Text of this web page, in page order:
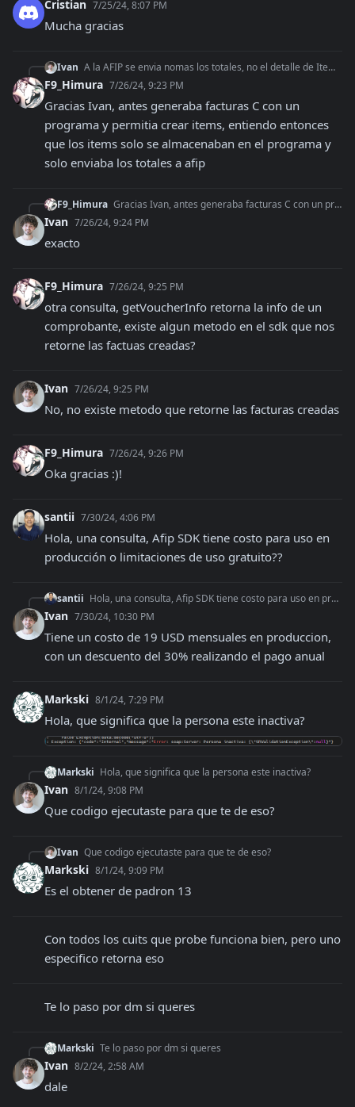
Cristian 7/25/24, 8:07 PM
Mucha gracias
Ivan A la AFIP se envia nomas los totales, no el detalle de Item, tenes otro web service que permite el envio de items pero no esta disponible para todos, AFIP debe
F9_Himura 7/26/24, 9:23 PM
Gracias Ivan, antes generaba facturas C con un
programa y permitia crear items, entiendo entonces
que los items solo se almacenaban en el programa y
solo enviaba los totales a afip
F9_Himura Gracias Ivan, antes generaba facturas C con un programa y permitia crear items, entiendo entonces que los items solo se almacenaban en el programa y solo enviab
Ivan 7/26/24, 9:24 PM
exacto
F9_Himura 7/26/24, 9:25 PM
otra consulta, getVoucherInfo retorna la info de un
comprobante, existe algun metodo en el sdk que nos
retorne las factuas creadas?
Ivan 7/26/24, 9:25 PM
No, no existe metodo que retorne las facturas creadas
F9_Himura 7/26/24, 9:26 PM
Oka gracias :)!
santii 7/30/24, 4:06 PM
Hola, una consulta, Afip SDK tiene costo para uso en
producción o limitaciones de uso gratuito??
santii Hola, una consulta, Afip SDK tiene costo para uso en producción o limitaciones de uso gratuito??
Ivan 7/30/24, 10:30 PM
Tiene un costo de 19 USD mensuales en produccion,
con un descuento del 30% realizando el pago anual
Markski 8/1/24, 7:29 PM
Hola, que significa que la persona este inactiva?
Markski Hola, que significa que la persona este inactiva?
Ivan 8/1/24, 9:08 PM
Que codigo ejecutaste para que te de eso?
Ivan Que codigo ejecutaste para que te de eso?
Markski 8/1/24, 9:09 PM
Es el obtener de padron 13
Con todos los cuits que probe funciona bien, pero uno
especifico retorna eso
Te lo paso por dm si queres
Markski Te lo paso por dm si queres
Ivan 8/2/24, 2:58 AM
dale